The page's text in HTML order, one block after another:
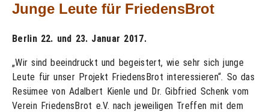
Junge Leute für FriedensBrot
Berlin 22. und 23. Januar 2017.
„Wir sind beeindruckt und begeistert, wie sehr sich junge
Leute für unser Projekt FriedensBrot interessieren“. So das
Resümee von Adalbert Kienle und Dr. Gibfried Schenk vom
Verein FriedensBrot e.V. nach jeweiligen Treffen mit dem